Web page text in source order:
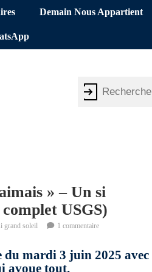
Demain Nous Appartient
» – Un si
USGS)
grand soleil 1 commentaire
du mardi 3 juin 2025 avec
avoue tout.